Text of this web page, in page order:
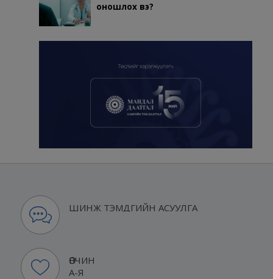
оношлох вэ?
ШИНЖ ТЭМДГИЙН АСУУЛГА
ӨВЧИН
А-Я